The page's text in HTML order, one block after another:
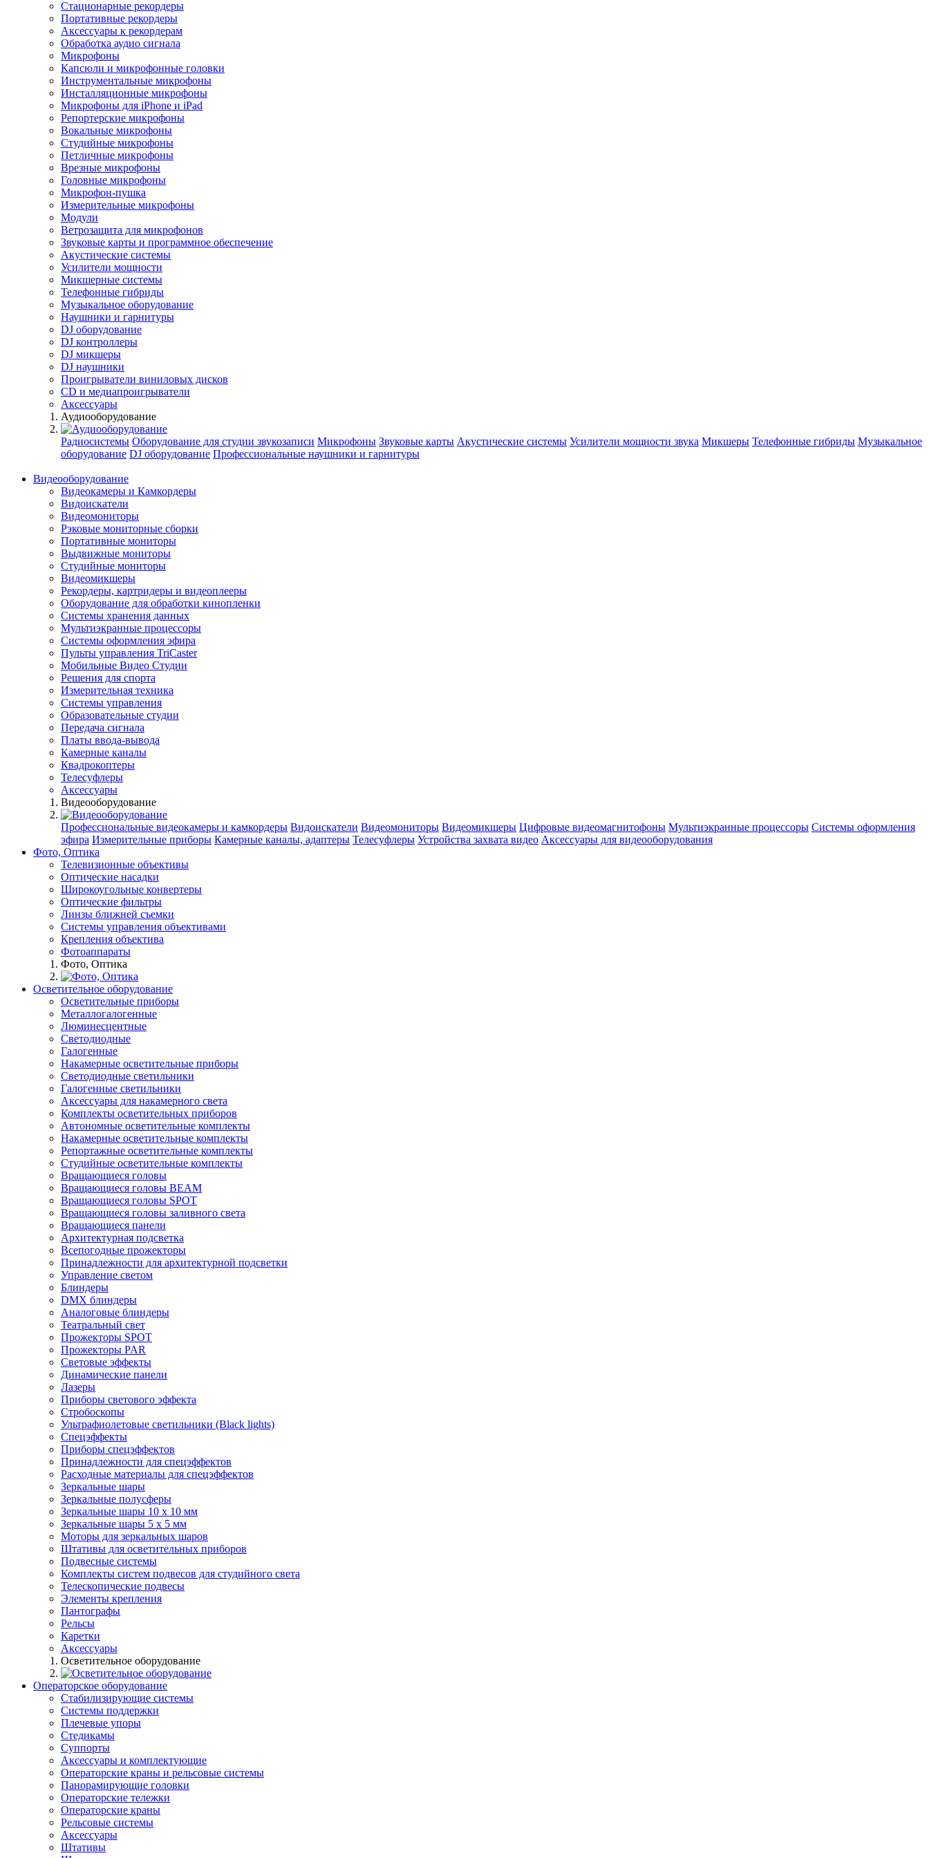
Стационарные рекордеры
Портативные рекордеры
Аксессуары к рекордерам
Обработка аудио сигнала
Микрофоны
Капсюли и микрофонные головки
Инструментальные микрофоны
Инсталляционные микрофоны
Микрофоны для iPhone и iPad
Репортерские микрофоны
Вокальные микрофоны
Студийные микрофоны
Петличные микрофоны
Врезные микрофоны
Головные микрофоны
Микрофон-пушка
Измерительные микрофоны
Модули
Ветрозащита для микрофонов
Звуковые карты и программное обеспечение
Акустические системы
Усилители мощности
Микшерные системы
Телефонные гибриды
Музыкальное оборудование
Наушники и гарнитуры
DJ оборудование
DJ контроллеры
DJ микшеры
DJ наушники
Проигрыватели виниловых дисков
СD и медиапроигрыватели
Аксессуары
Аудиооборудование
Радиосистемы Оборудование для студии звукозаписи Микрофоны Звуковые карты Акустические системы Усилители мощности звука Микшеры Телефонные гибриды Музыкальное
оборудование DJ оборудование Профессиональные наушники и гарнитуры
Видеооборудование
Видеокамеры и Камкордеры
Видоискатели
Видеомониторы
Рэковые мониторные сборки
Портативные мониторы
Выдвижные мониторы
Студийные мониторы
Видеомикшеры
Рекордеры, картридеры и видеоплееры
Оборудование для обработки кинопленки
Системы хранения данных
Мультиэкранные процессоры
Системы оформления эфира
Пульты управления TriCaster
Мобильные Видео Студии
Решения для спорта
Измерительная техника
Системы управления
Образовательные студии
Передача сигнала
Платы ввода-вывода
Камерные каналы
Квадрокоптеры
Телесуфлеры
Аксессуары
Видеооборудование
Профессиональные видеокамеры и камкордеры Видоискатели Видеомониторы Видеомикшеры Цифровые видеомагнитофоны Мультиэкранные процессоры Системы оформления
эфира Измерительные приборы Камерные каналы, адаптеры Телесуфлеры Устройства захвата видео Аксессуары для видеооборудования
Фото, Оптика
Телевизионные объективы
Оптические насадки
Широкоугольные конвертеры
Оптические фильтры
Линзы ближней съемки
Системы управления объективами
Крепления объектива
Фотоаппараты
Фото, Оптика
Осветительное оборудование
Осветительные приборы
Металлогалогенные
Люминесцентные
Светодиодные
Галогенные
Накамерные осветительные приборы
Светодиодные светильники
Галогенные светильники
Аксессуары для накамерного света
Комплекты осветительных приборов
Автономные осветительные комплекты
Накамерные осветительные комплекты
Репортажные осветительные комплекты
Студийные осветительные комплекты
Вращающиеся головы
Вращающиеся головы BEAM
Вращающиеся головы SPOT
Вращающиеся головы заливного света
Вращающиеся панели
Архитектурная подсветка
Всепогодные прожекторы
Принадлежности для архитектурной подсветки
Управление светом
Блиндеры
DMX блиндеры
Аналоговые блиндеры
Театральный свет
Прожекторы SPOT
Прожекторы PAR
Световые эффекты
Динамические панели
Лазеры
Приборы светового эффекта
Стробоскопы
Ультрафиолетовые светильники (Black lights)
Спецэффекты
Приборы спецэффектов
Принадлежности для спецэффектов
Расходные материалы для спецэффектов
Зеркальные шары
Зеркальные полусферы
Зеркальные шары 10 х 10 мм
Зеркальные шары 5 х 5 мм
Моторы для зеркальных шаров
Штативы для осветительных приборов
Подвесные системы
Комплекты систем подвесов для студийного света
Телескопические подвесы
Элементы крепления
Пантографы
Рельсы
Каретки
Аксессуары
Осветительное оборудование
Операторское оборудование
Стабилизирующие системы
Системы поддержки
Плечевые упоры
Стедикамы
Суппорты
Аксессуары и комплектующие
Операторские краны и рельсовые системы
Панорамирующие головки
Операторские тележки
Операторские краны
Рельсовые системы
Аксессуары
Штативы